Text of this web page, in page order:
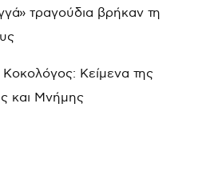
τραγούδια βρήκαν τη
Κείμενα της
και Μνήμης